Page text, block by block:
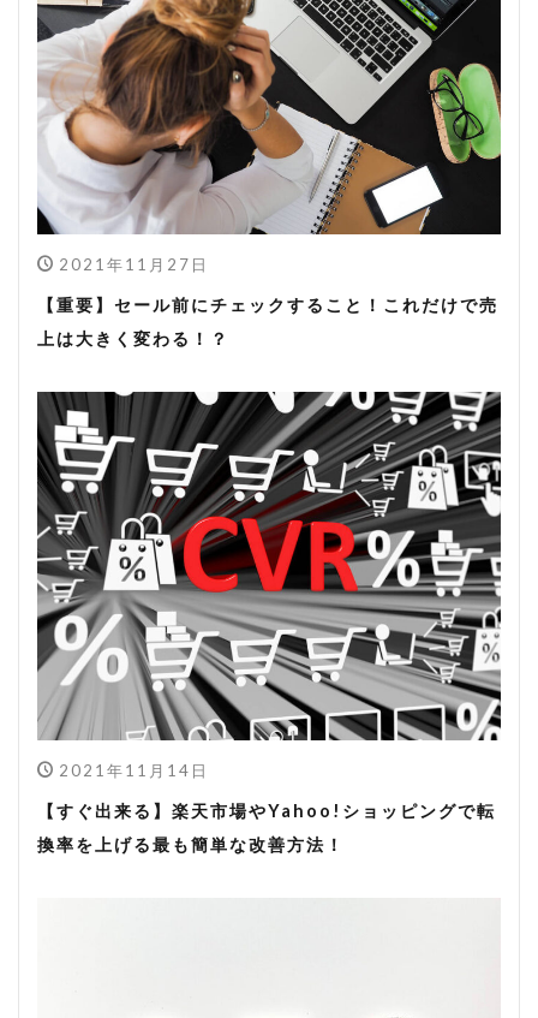
2021年11月27日
【重要】セール前にチェックすること！これだけで売
上は大きく変わる！？
2021年11月14日
【すぐ出来る】楽天市場やYahoo!ショッピングで転
換率を上げる最も簡単な改善方法！